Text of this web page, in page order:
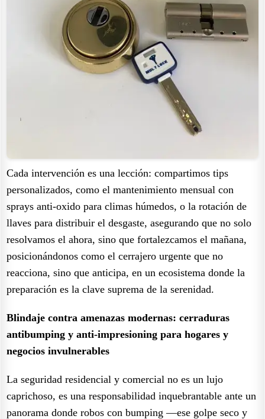
Cada intervención es una lección: compartimos tips
personalizados, como el mantenimiento mensual con
sprays anti-oxido para climas húmedos, o la rotación de
llaves para distribuir el desgaste, asegurando que no solo
resolvamos el ahora, sino que fortalezcamos el mañana,
posicionándonos como el cerrajero urgente que no
reacciona, sino que anticipa, en un ecosistema donde la
preparación es la clave suprema de la serenidad.
Blindaje contra amenazas modernas: cerraduras
antibumping y anti-impresioning para hogares y
negocios invulnerables
La seguridad residencial y comercial no es un lujo
caprichoso, es una responsabilidad inquebrantable ante un
panorama donde robos con bumping —ese golpe seco y